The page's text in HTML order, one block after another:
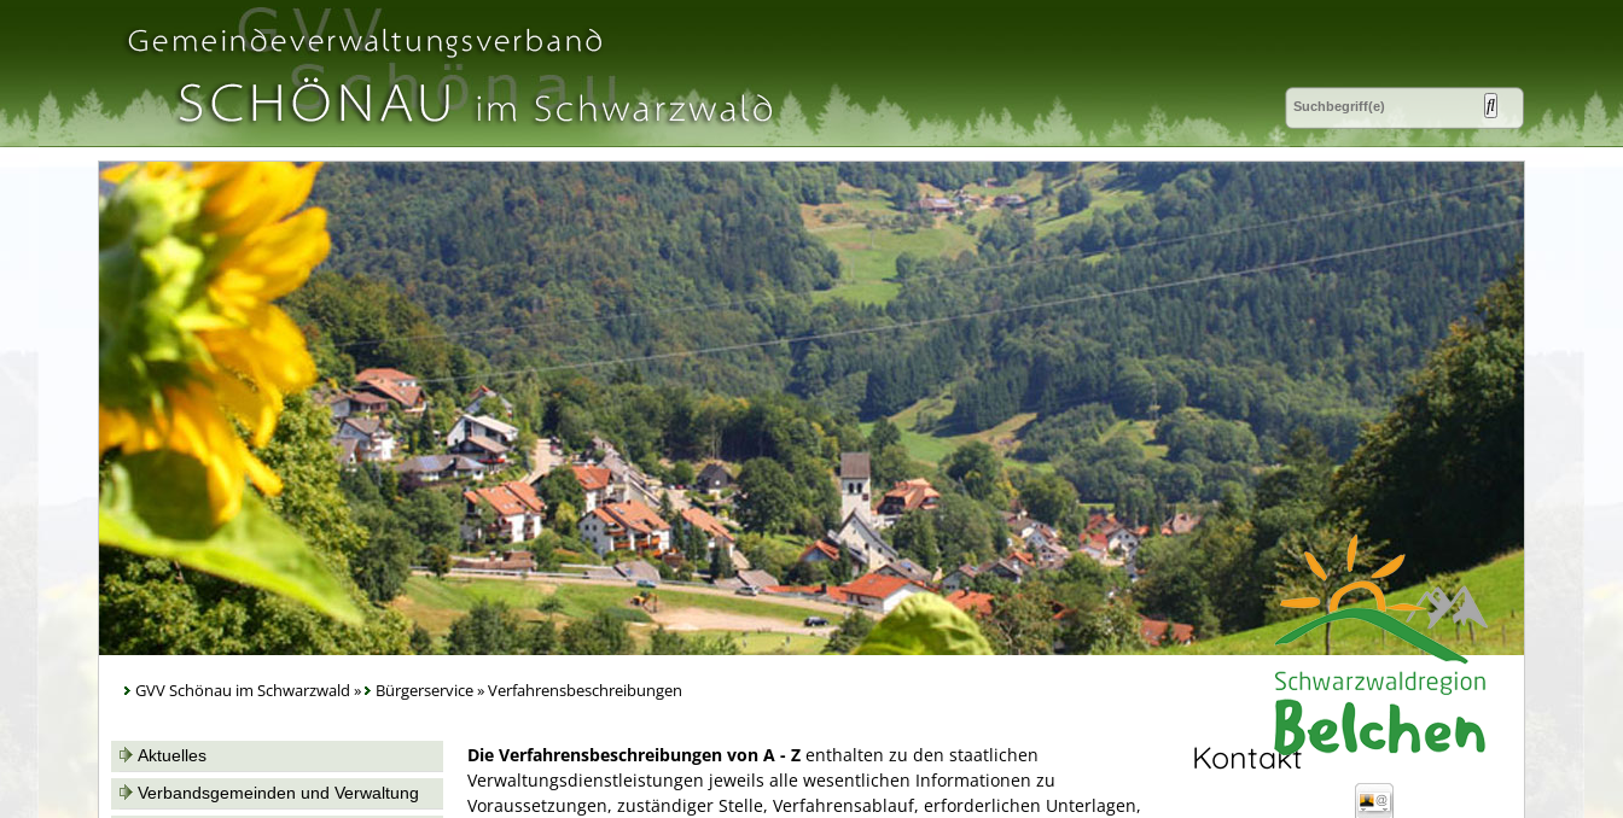
GVV Schönau im Schwarzwald » Bürgerservice»Verfahrensbeschreibungen
Aktuelles
Verbandsgemeinden und Verwaltung
Die Verfahrensbeschreibungen von A - Z enthalten zu den staatlichen
Verwaltungsdienstleistungen jeweils alle wesentlichen Informationen zu
Voraussetzungen, zuständiger Stelle, Verfahrensablauf, erforderlichen Unterlagen,
Kontakt